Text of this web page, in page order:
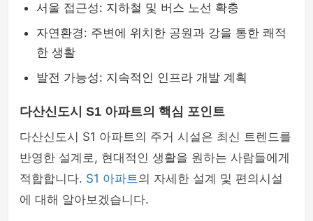
서울 접근성: 지하철 및 버스 노선 확충
자연환경: 주변에 위치한 공원과 강을 통한 쾌적
한 생활
발전 가능성: 지속적인 인프라 개발 계획
다산신도시 S1 아파트의 핵심 포인트
다산신도시 S1 아파트의 주거 시설은 최신 트렌드를
반영한 설계로, 현대적인 생활을 원하는 사람들에게
적합합니다. S1 아파트의 자세한 설계 및 편의시설
에 대해 알아보겠습니다.